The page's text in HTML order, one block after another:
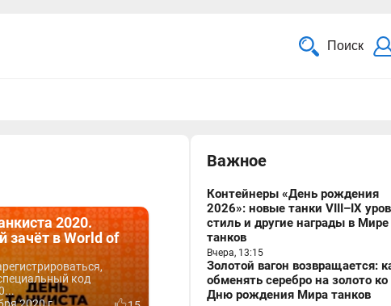
Поиск
2020.
зачёт в World of
код
Важное
Контейнеры «День рождения
2026»: новые танки VIII–IX
стиль и другие награды в Мире
танков
Вчера, 13:15
Золотой вагон возвращается:
обменять серебро на золото ко
Дню рождения Мира танков